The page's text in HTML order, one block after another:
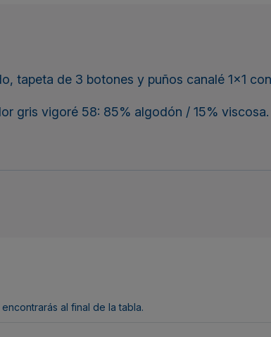
tapeta de 3 botones y puños canalé 1x1
gris vigoré 58: 85% algodón / 15% viscosa.
al final de la tabla.